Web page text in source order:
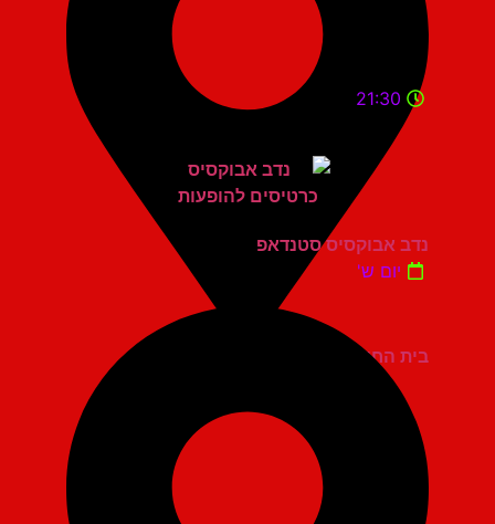
בית החייל תל אביב
21:30
נדב אבוקסיס סטנדאפ
יום ש'